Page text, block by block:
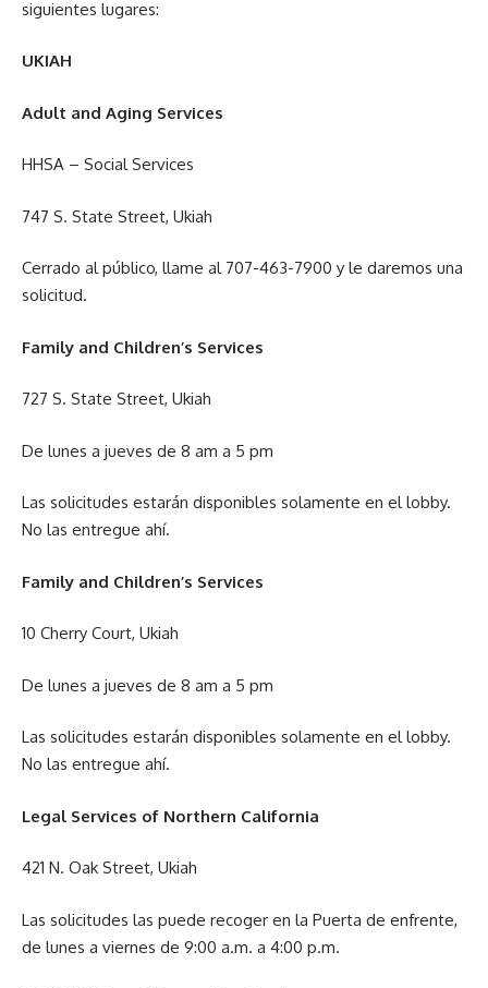
siguientes lugares:
UKIAH
Adult and Aging Services
HHSA – Social Services
747 S. State Street, Ukiah
Cerrado al público, llame al 707-463-7900 y le daremos una
solicitud.
Family and Children’s Services
727 S. State Street, Ukiah
De lunes a jueves de 8 am a 5 pm
Las solicitudes estarán disponibles solamente en el lobby.
No las entregue ahí.
Family and Children’s Services
10 Cherry Court, Ukiah
De lunes a jueves de 8 am a 5 pm
Las solicitudes estarán disponibles solamente en el lobby.
No las entregue ahí.
Legal Services of Northern California
421 N. Oak Street, Ukiah
Las solicitudes las puede recoger en la Puerta de enfrente,
de lunes a viernes de 9:00 a.m. a 4:00 p.m.